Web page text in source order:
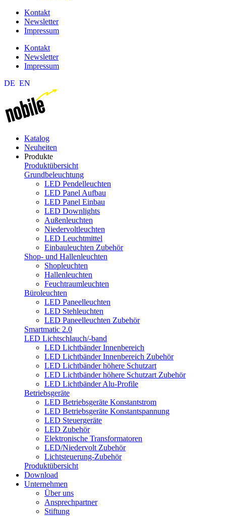
Kontakt
Newsletter
Impressum
Kontakt
Newsletter
Impressum
DE EN
Katalog
Neuheiten
Produkte
Produktübersicht
Grundbeleuchtung
LED Pendelleuchten
LED Panel Aufbau
LED Panel Einbau
LED Downlights
Außenleuchten
Niedervoltleuchten
LED Leuchtmittel
Einbauleuchten Zubehör
Shop- und Hallenleuchten
Shopleuchten
Hallenleuchten
Feuchtraumleuchten
Büroleuchten
LED Paneelleuchten
LED Stehleuchten
LED Paneelleuchten Zubehör
Smartmatic 2.0
LED Lichtschlauch/-band
LED Lichtbänder Innenbereich
LED Lichtbänder Innenbereich Zubehör
LED Lichtbänder höhere Schutzart
LED Lichtbänder höhere Schutzart Zubehör
LED Lichtbänder Alu-Profile
Betriebsgeräte
LED Betriebsgeräte Konstantstrom
LED Betriebsgeräte Konstantspannung
LED Steuergeräte
LED Zubehör
Elektronische Transformatoren
LED/Niedervolt Zubehör
Lichtsteuerung-Zubehör
Produktübersicht
Download
Unternehmen
Über uns
Ansprechpartner
Stiftung